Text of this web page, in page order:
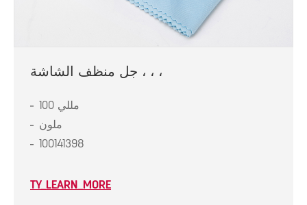
جل منظف الشاشة ، ، ،
100 مللي
ملون
100141398
TY_LEARN_MORE